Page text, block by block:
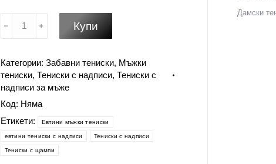
тениска
4xl
-
Пия
бира
Купи
Категории: Забавни тениски, Мъжки
тениски, Тениски с надписи, Тениски с
надписи за мъже
Код: Няма
Етикети:
Евтини мъжки тениски
евтини тениски с надписи Тениски с надписи
Тениски с щампи
Дамски